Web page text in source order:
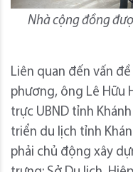
Nhà cộng đồng
Liên quan đến vấn
phương, ông Lê Hữu
trực UBND tỉnh
triển du lịch tỉnh
phải chủ động xây